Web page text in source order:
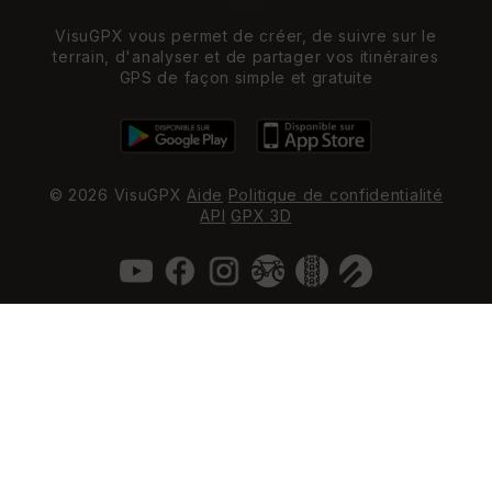
VisuGPX vous permet de créer, de suivre sur le
terrain, d'analyser et de partager vos itinéraires
GPS de façon simple et gratuite
© 2026 VisuGPX Aide Politique de confidentialité
API GPX 3D